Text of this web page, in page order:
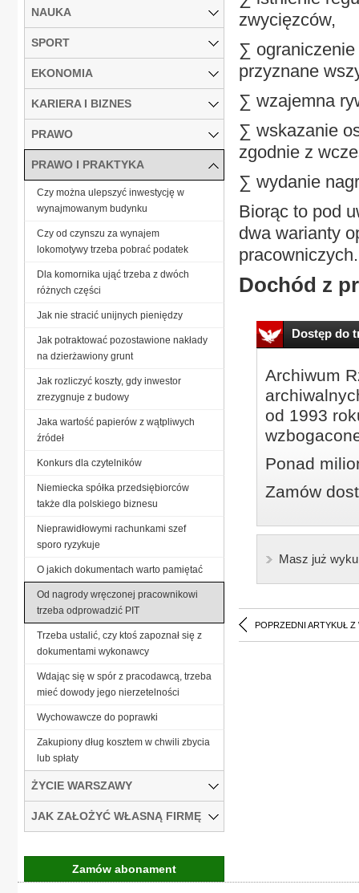
zwycięzców,
∑
przyznane
∑ wzajemna
∑ wskazanie
zgodnie z
∑ wydanie
Biorąc to pod
dwa warianty
pracowniczych.
Dochód z
Dostęp do
Archiwum
od 1993
Ponad
Zamów
Masz już
POPRZEDNI ARTYKUŁ Z
NAUKA
SPORT
EKONOMIA
KARIERA I BIZNES
PRAWO
PRAWO I PRAKTYKA
Czy można ulepszyć inwestycję w
wynajmowanym budynku
Czy od czynszu za wynajem
lokomotywy trzeba pobrać podatek
Dla komornika ująć trzeba z dwóch
różnych części
Jak nie stracić unijnych pieniędzy
Jak potraktować pozostawione nakłady
na dzierżawiony grunt
Jak rozliczyć koszty, gdy inwestor
zrezygnuje z budowy
Jaka wartość papierów z wątpliwych
źródeł
Konkurs dla czytelników
Niemiecka spółka przedsiębiorców
także dla polskiego biznesu
Nieprawidłowymi rachunkami szef
sporo ryzykuje
O jakich dokumentach warto pamiętać
Od nagrody wręczonej pracownikowi
trzeba odprowadzić PIT
Trzeba ustalić, czy ktoś zapoznał się z
dokumentami wykonawcy
Wdając się w spór z pracodawcą, trzeba
mieć dowody jego nierzetelności
Wychowawcze do poprawki
Zakupiony dług kosztem w chwili zbycia
lub spłaty
ŻYCIE WARSZAWY
JAK ZAŁOŻYĆ WŁASNĄ FIRMĘ
Zamów abonament